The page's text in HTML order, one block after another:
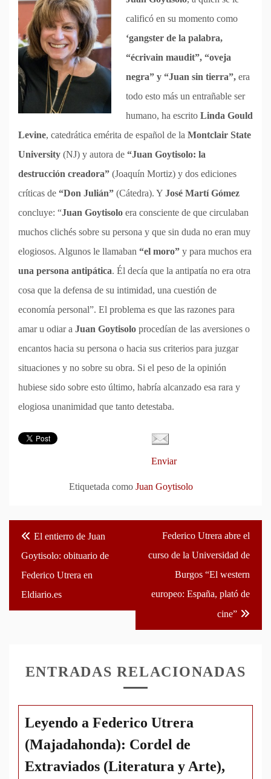
calificó en su momento como
‘gangster de la palabra,
“écrivain maudit”, “oveja
negra” y “Juan sin tierra”, era
todo esto más un entrañable ser
humano, ha escrito Linda Gould
Levine, catedrática emérita de español de la Montclair State
University (NJ) y autora de “Juan Goytisolo: la
destrucción creadora” (Joaquín Mortiz) y dos ediciones
críticas de “Don Julián” (Cátedra). Y José Martí Gómez
concluye: “Juan Goytisolo era consciente de que circulaban
muchos clichés sobre su persona y que sin duda no eran muy
elogiosos. Algunos le llamaban “el moro” y para muchos era
una persona antipática. Él decía que la antipatía no era otra
cosa que la defensa de su intimidad, una cuestión de
economía personal”. El problema es que las razones para
amar u odiar a Juan Goytisolo procedían de las aversiones o
encantos hacia su persona o hacia sus criterios para juzgar
situaciones y no sobre su obra. Si el peso de la opinión
hubiese sido sobre esto último, habría alcanzado esa rara y
elogiosa unanimidad que tanto detestaba.
Enviar
Etiquetada como Juan Goytisolo
Navegación
de
entradas
El entierro de Juan
Goytisolo: obituario de
Federico Utrera en
Eldiario.es
Federico Utrera abre el
curso de la Universidad de
Burgos “El western
europeo: España, plató de
cine”
ENTRADAS RELACIONADAS
Leyendo a Federico Utrera
(Majadahonda): Cordel de
Extraviados (Literatura y Arte),